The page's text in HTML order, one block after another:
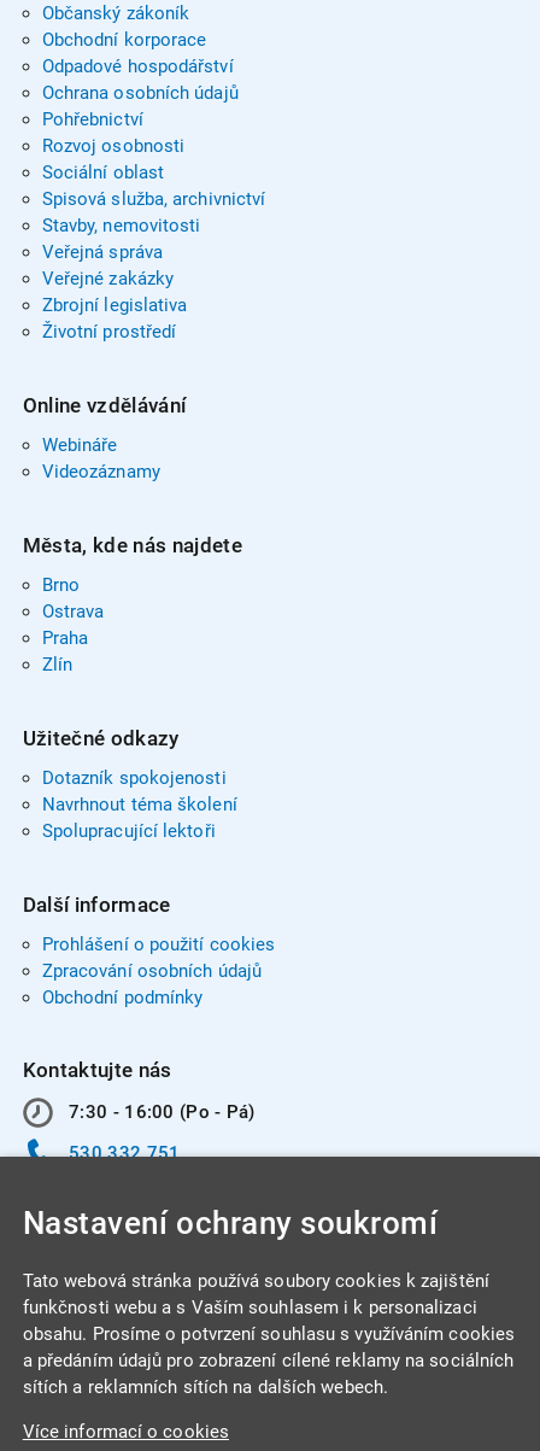
Občanský zákoník
Obchodní korporace
Odpadové hospodářství
Ochrana osobních údajů
Pohřebnictví
Rozvoj osobnosti
Sociální oblast
Spisová služba, archivnictví
Stavby, nemovitosti
Veřejná správa
Veřejné zakázky
Zbrojní legislativa
Životní prostředí
Online vzdělávání
Webináře
Videozáznamy
Města, kde nás najdete
Brno
Ostrava
Praha
Zlín
Užitečné odkazy
Dotazník spokojenosti
Navrhnout téma školení
Spolupracující lektoři
Další informace
Prohlášení o použití cookies
Zpracování osobních údajů
Obchodní podmínky
Kontaktujte nás
7:30 - 16:00 (Po - Pá)
530 332 751
INTEGRA CENTRUM s.r.o.
Jabloňová 662/7
Nastavení ochrany soukromí
Tato webová stránka používá soubory cookies k zajištění
funkčnosti webu a s Vaším souhlasem i k personalizaci
obsahu. Prosíme o potvrzení souhlasu s využíváním cookies
a předáním údajů pro zobrazení cílené reklamy na sociálních
sítích a reklamních sítích na dalších webech.
Více informací o cookies